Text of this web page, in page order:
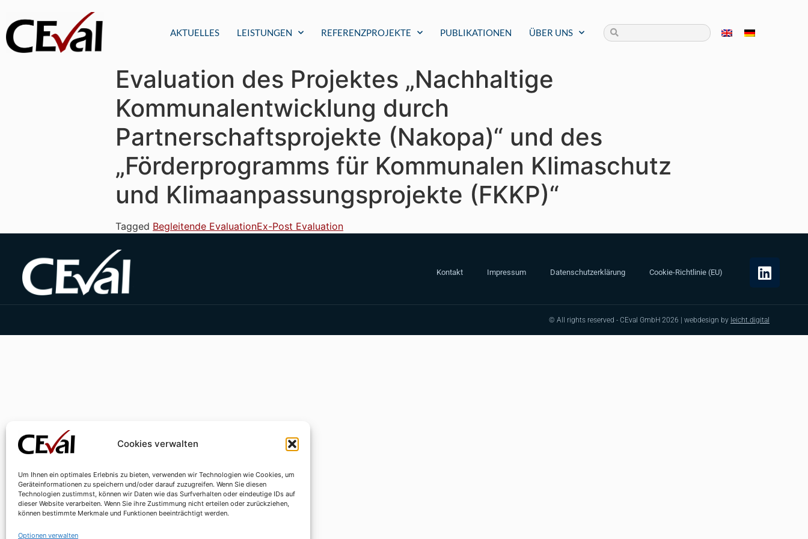
Cookies verwalten
Um Ihnen ein optimales Erlebnis zu bieten, verwenden wir Technologien wie Cookies, um
Geräteinformationen zu speichern und/oder darauf zuzugreifen. Wenn Sie diesen
Technologien zustimmst, können wir Daten wie das Surfverhalten oder eindeutige IDs auf
dieser Website verarbeiten. Wenn Sie ihre Zustimmung nicht erteilen oder zurückziehen,
können bestimmte Merkmale und Funktionen beeinträchtigt werden.
Optionen verwalten
AKTUELLES LEISTUNGEN REFERENZPROJEKTE PUBLIKATIONEN ÜBER UNS
Evaluation des Projektes „Nachhaltige
Kommunalentwicklung durch
Partnerschaftsprojekte (Nakopa)“ und des
„Förderprogramms für Kommunalen Klimaschutz
und Klimaanpassungsprojekte (FKKP)“
Tagged Begleitende EvaluationEx-Post Evaluation
Kontakt Impressum Datenschutzerklärung Cookie-Richtlinie (EU)
© All rights reserved - CEval GmbH 2026 | webdesign by leicht.digital